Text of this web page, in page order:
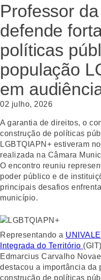
Professor
defende
políticas
população
em
02 julho, 2026
A garantia de direitos, o
construção de políticas
LGBTQIAPN+ estiveram
realizada na Câmara
O encontro reuniu
poder público e de
principais desafios
município.
Representando a UNIVALE
Integrada do Território
Edmarcius Carvalho
destacou a importância da
construção de políticas